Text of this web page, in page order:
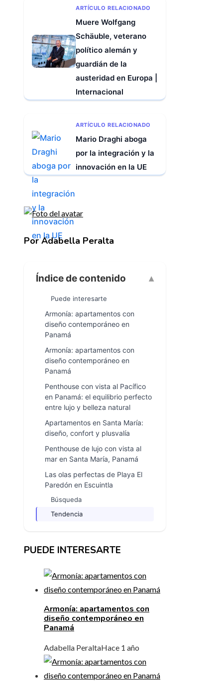
ARTÍCULO RELACIONADO
Muere Wolfgang
Schäuble, veterano
político alemán y
guardián de la
austeridad en Europa |
Internacional
ARTÍCULO RELACIONADO
Mario Draghi aboga
por la integración y la
innovación en la UE
Por Adabella Peralta
Índice de contenido
Puede interesarte
Armonía: apartamentos con
diseño contemporáneo en
Panamá
Armonía: apartamentos con
diseño contemporáneo en
Panamá
Penthouse con vista al Pacífico
en Panamá: el equilibrio perfecto
entre lujo y belleza natural
Apartamentos en Santa María:
diseño, confort y plusvalía
Penthouse de lujo con vista al
mar en Santa María, Panamá
Las olas perfectas de Playa El
Paredón en Escuintla
Búsqueda
Tendencia
PUEDE INTERESARTE
Armonía: apartamentos con
diseño contemporáneo en
Panamá
Adabella PeraltaHace 1 año